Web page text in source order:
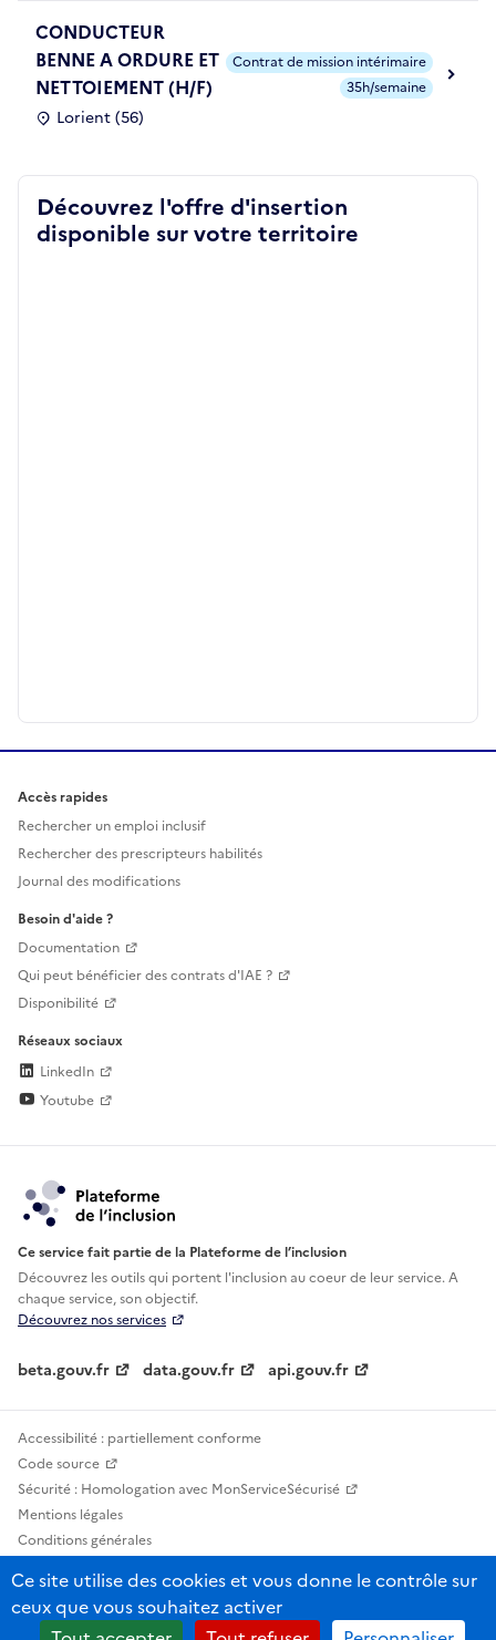
CONDUCTEUR
BENNE A ORDURE ET
NETTOIEMENT (H/F)
Lorient (56)
Contrat de mission intérimaire
35h/semaine
Découvrez l'offre d'insertion
disponible sur votre territoire
Accès rapides
Rechercher un emploi inclusif
Rechercher des prescripteurs habilités
Journal des modifications
Besoin d'aide ?
Documentation
Qui peut bénéficier des contrats d'IAE ?
Disponibilité
Réseaux sociaux
LinkedIn
Youtube
Ce service fait partie de la Plateforme de l’inclusion
Découvrez les outils qui portent l'inclusion aucoeur de leur service. A
chaque service, son objectif.
Découvrez nos services
beta.gouv.fr data.gouv.fr api.gouv.fr
Accessibilité : partiellement conforme
Code source
Sécurité : Homologation avec MonServiceSécurisé
Mentions légales
Conditions générales
Statistiques, lexiques et indicateurs
Sauf mention contraire, tous les contenus de ce site sont sous licence
Ce site utilise des cookies et vous donne le contrôle sur
ceux que vous souhaitez activer